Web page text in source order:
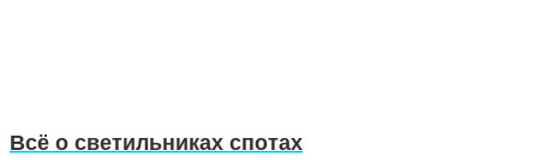
Всё о светильниках спотах